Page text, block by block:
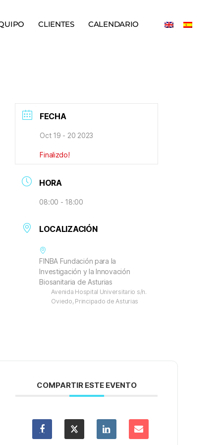
CLIENTES CALENDARIO
FECHA
Oct 19 - 20 2023
Finalizdo!
HORA
08:00 - 18:00
LOCALIZACIÓN
FINBA Fundación para la
Investigación y la Innovación
Biosanitaria de Asturias
Avenida Hospital Universitario s/n.
Oviedo, Principado de Asturias
COMPARTIR ESTE EVENTO